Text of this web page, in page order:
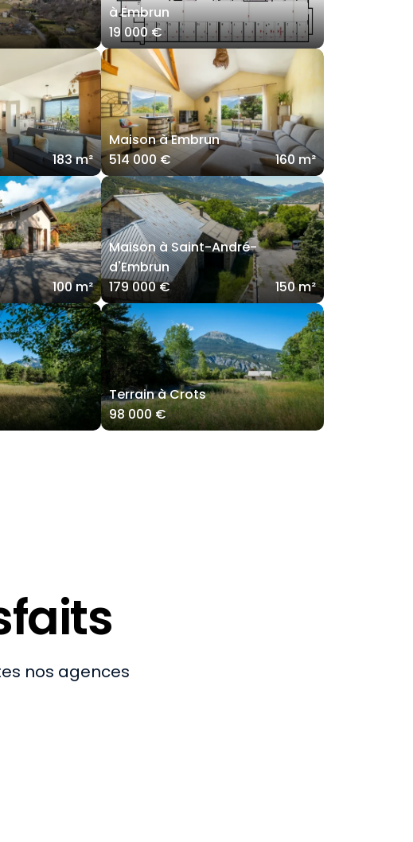
à Embrun
19 000 €
183 m²
Maison à Embrun
514 000 €
160 m²
100 m²
Maison à Saint-André-
d'Embrun
179 000 €
150 m²
Terrain à Crots
98 000 €
nos agences